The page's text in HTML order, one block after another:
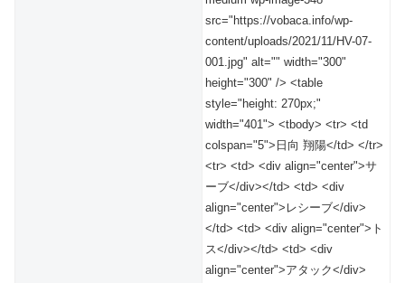
src="https://vobaca.info/wp-
content/uploads/2021/11/HV-07-
001.jpg" alt="" width="300"
height="300" /> <table
style="height: 270px;"
width="401"> <tbody> <tr> <td
colspan="5">日向 翔陽</td> </tr>
<tr> <td> <div align="center">サ
ーブ</div></td> <td> <div
align="center">レシーブ</div>
</td> <td> <div align="center">ト
ス</div></td> <td> <div
align="center">アタック</div>